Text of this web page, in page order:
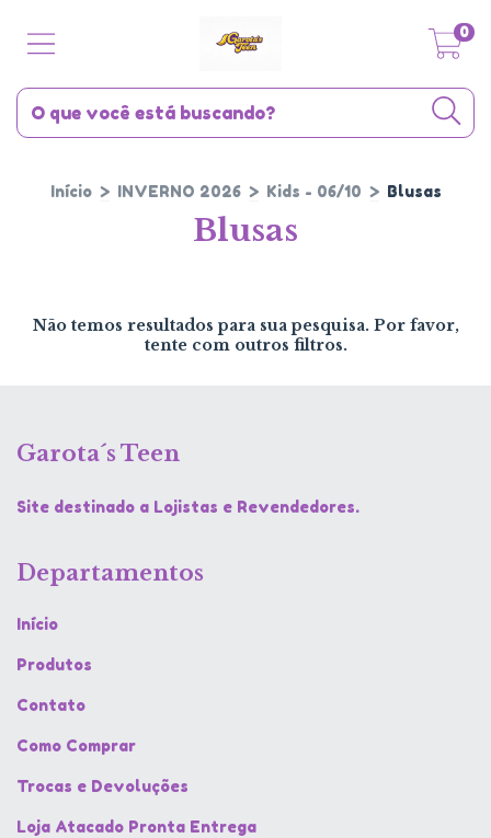
0
Início > INVERNO 2026 > Kids - 06/10 > Blusas
Blusas
Não temos resultados para sua pesquisa. Por favor,
tente com outros filtros.
Garota´s Teen
Site destinado a Lojistas e Revendedores.
Departamentos
Início
Produtos
Contato
Como Comprar
Trocas e Devoluções
Loja Atacado Pronta Entrega